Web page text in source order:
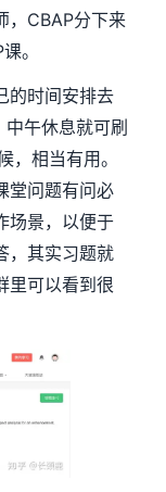
，CBAP分下来
。
的时间安排去
午休息就可刷
，相当有用。
堂问题有问必
场景，以便于
，其实习题就
里可以看到很